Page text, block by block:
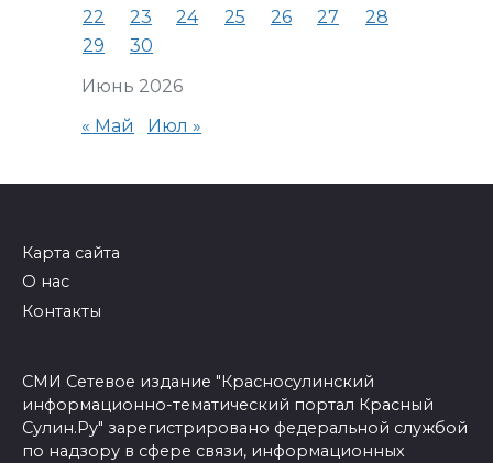
Июнь 2026
22
23 24 25 26 27
28
29
30
« Май Июл »
Карта сайта
О нас
Контакты
СМИ Сетевое издание "Красносулинский
информационно-тематический портал Красный
Сулин.Ру" зарегистрировано федеральной службой
по надзору в сфере связи, информационных